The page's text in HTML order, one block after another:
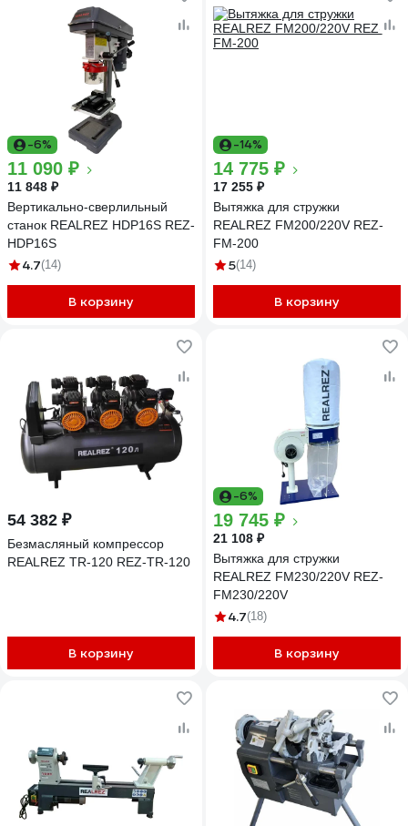
-6%
11 090 ₽
11 848 ₽
Вертикально-сверлильный
станок REALREZ HDP16S REZ-
HDP16S
4.7(14)
В корзину
-14%
14 775 ₽
17 255 ₽
Вытяжка для стружки
REALREZ FM200/220V REZ-
FM-200
5(14)
В корзину
54 382 ₽
Безмасляный компрессор
REALREZ TR-120 REZ-TR-120
В корзину
-6%
19 745 ₽
21 108 ₽
Вытяжка для стружки
REALREZ FM230/220V REZ-
FM230/220V
4.7(18)
В корзину